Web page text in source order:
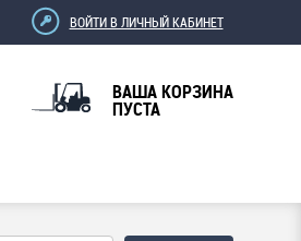
ВОЙТИ В ЛИЧНЫЙ КАБИНЕТ
ВАША КОРЗИНА
ПУСТА